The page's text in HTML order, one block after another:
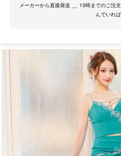
メーカーから直接発送 __ 13時までのご注